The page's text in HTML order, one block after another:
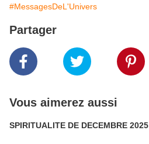
#MessagesDeL'Univers
Partager
Vous aimerez aussi
SPIRITUALITE DE DECEMBRE 2025